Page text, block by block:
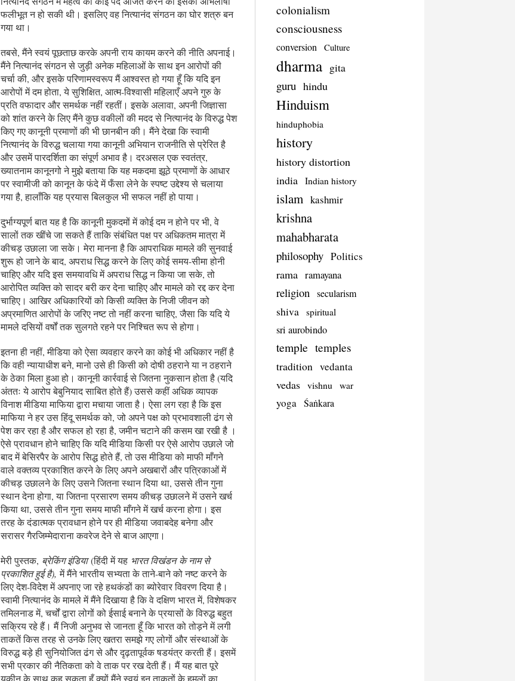
फलीभूत न हो सकी थी। इसलिए वह नित्यानंद संगठन का घोर शत्रु बन
गया था।
तबसे, मैंने स्वयं पूछताछ करके अपनी राय कायम करने की नीति अपनाई।
मैंने नित्यानंद संगठन से जुड़ी अनेक महिलाओं के साथ इन आरोपों की
चर्चा की, और इसके परिणामस्वरूप मैं आश्वस्त हो गया हूँ कि यदि इन
आरोपों में दम होता, ये सुशिक्षित, आत्म-विश्वासी महिलाएँ अपने गुरु के
प्रति वफादार और समर्थक नहीं रहतीं। इसके अलावा, अपनी जिज्ञासा
को शांत करने के लिए मैंने कुछ वकीलों की मदद से नित्यानंद के विरुद्ध पेश
किए गए कानूनी प्रमाणों की भी छानबीन की। मैंने देखा कि स्वामी
नित्यानंद के विरुद्ध चलाया गया कानूनी अभियान राजनीति से प्रेरित है
और उसमें पारदर्शिता का संपूर्ण अभाव है। दरअसल एक स्वतंत्र,
ख्यातनाम कानूनगो ने मुझे बताया कि यह मकदमा झूठे प्रमाणों के आधार
पर स्वामीजी को कानून के फंदे में फँसा लेने के स्पष्ट उद्देश्य से चलाया
गया है, हालाँकि यह प्रयास बिलकुल भी सफल नहीं हो पाया।
दुर्भाग्यपूर्ण बात यह है कि कानूनी मुकदमों में कोई दम न होने पर भी, वे
सालों तक खींचे जा सकते हैं ताकि संबंधित पक्ष पर अधिकतम मात्रा में
कीचड़ उछाला जा सके। मेरा मानना है कि आपराधिक मामले की सुनवाई
शुरू हो जाने के बाद, अपराध सिद्ध करने के लिए कोई समय-सीमा होनी
चाहिए और यदि इस समयावधि में अपराध सिद्ध न किया जा सके, तो
आरोपित व्यक्ति को सादर बरी कर देना चाहिए और मामले को रद्द कर देना
चाहिए। आखिर अधिकारियों को किसी व्यक्ति के निजी जीवन को
अप्रमाणित आरोपों के जरिए नष्ट तो नहीं करना चाहिए, जैसा कि यदि ये
मामले दसियों वर्षों तक सुलगते रहने पर निश्चित रूप से होगा।
इतना ही नहीं, मीडिया को ऐसा व्यवहार करने का कोई भी अधिकार नहीं है
कि वही न्यायाधीश बने, मानो उसे ही किसी को दोषी ठहराने या न ठहराने
के ठेका मिला हुआ हो। कानूनी कार्रवाई से जितना नुकसान होता है (यदि
अंततः ये आरोप बेबुनियाद साबित होते हैं) उससे कहीं अधिक व्यापक
विनाश मीडिया माफिया द्वारा मचाया जाता है। ऐसा लग रहा है कि इस
माफिया ने हर उस हिंदू समर्थक को, जो अपने पक्ष को प्रभावशाली ढंग से
पेश कर रहा है और सफल हो रहा है, जमीन चटाने की कसम खा रखी है ।
ऐसे प्रावधान होने चाहिए कि यदि मीडिया किसी पर ऐसे आरोप उछाले जो
बाद में बेसिरपैर के आरोप सिद्ध होते हैं, तो उस मीडिया को माफी माँगने
वाले वक्तव्य प्रकाशित करने के लिए अपने अखबारों और पत्रिकाओं में
कीचड़ उछालने के लिए उसने जितना स्थान दिया था, उससे तीन गुना
स्थान देना होगा, या जितना प्रसारण समय कीचड़ उछालने में उसने खर्च
किया था, उससे तीन गुना समय माफी माँगने में खर्च करना होगा। इस
तरह के दंडात्मक प्रावधान होने पर ही मीडिया जवाबदेह बनेगा और
सरासर गैरजिम्मेदाराना कवरेज देने से बाज आएगा।
मेरी पुस्तक, ब्रेकिंग इंडिया(हिंदी में यह भारत विखंडनके नाम से
प्रकाशित हुई है), में मैंने भारतीय सभ्यता के ताने-बाने को नष्ट करने के
लिए देश-विदेश में अपनाए जा रहे हथकंडों का ब्योरेवार विवरण दिया है।
स्वामी नित्यानंद के मामले में मैंने दिखाया है कि वे दक्षिण भारत में, विशेषकर
तमिलनाड में, चर्चों द्वारा लोगों को ईसाई बनाने के प्रयासों के विरुद्ध बहुत
सक्रिय रहे हैं। मैं निजी अनुभव से जानता हूँ कि भारत को तोड़ने में लगी
ताकतें किस तरह से उनके लिए खतरा समझे गए लोगों और संस्थाओं के
विरुद्ध बड़े ही सुनियोजित ढंग से और दृढ़तापूर्वक षडयंत्र करती हैं। इसमें
सभी प्रकार की नैतिकता को वे ताक पर रख देती हैं। मैं यह बात पूरे
यकीन के साथ कह सकता हूँ क्यों मैंने स्वयं इन ताकतों के हमलों का
colonialism
consciousness
conversion Culture
dharma gita
guru hindu
Hinduism
hinduphobia
history
history distortion
india
Indian history
islam kashmir
krishna
mahabharata
philosophy Politics
rama ramayana
religion secularism
shiva spiritual
sri aurobindo
temple temples
tradition vedanta
vedas vishnu war
yoga Śaṅkara